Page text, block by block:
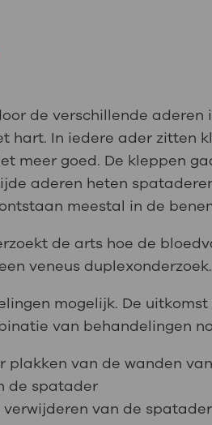
de verschillende
hart. In iedere ader zitten
meer goed. De kleppen
aderen heten
meestal in de
de arts hoe de
veneus duplexonderzoek.
mogelijk. De
van behandelingen
plakken van de wanden
de spatader
van de